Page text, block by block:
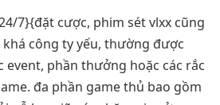
7}{đặt cược, phim sét vlxx cũng
công ty yếu, thường được
event, phần thưởng hoặc các rắc
đa phần game thủ bao gồm